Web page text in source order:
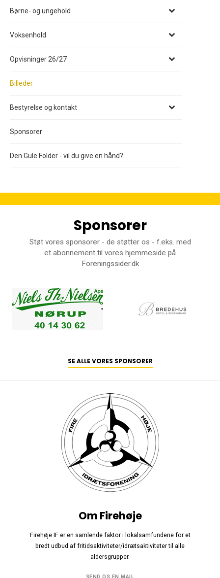
Børne- og ungehold
Voksenhold
Opvisninger 26/27
Billeder
Bestyrelse og kontakt
Sponsorer
Den Gule Folder - vil du give en hånd?
Sponsorer
Støt vores sponsorer - de støtter os - f.eks. med
et abonnement til vores hjemmeside på
Foreningssider.dk
SE ALLE VORES SPONSORER
Om Firehøje
Firehøje IF er en samlende faktor i lokalsamfundene for et
bredt udbud af fritidsaktiviteter/idrætsaktiviteter til alle
aldersgrupper.
SEND OS EN MAIL